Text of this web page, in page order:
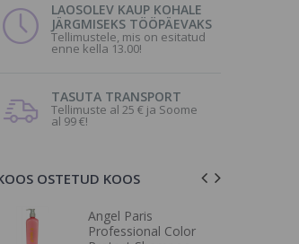
LAOSOLEV KAUP KOHALE
JÄRGMISEKS TÖÖPÄEVAKS
Tellimustele, mis on esitatud
enne kella 13.00!
TASUTA TRANSPORT
Tellimuste al 25 € ja Soome
al 99 €!
OSTETUD KOOS
Angel Paris
Professional Color